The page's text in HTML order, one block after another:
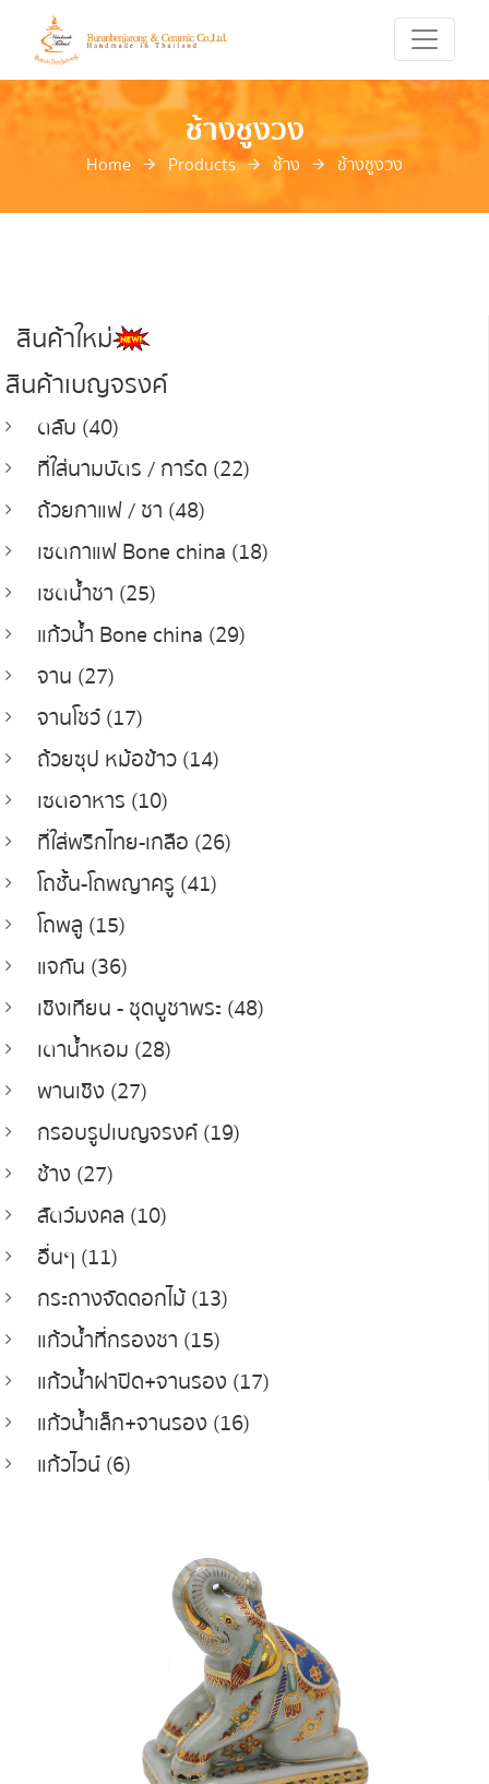
ช้างชูงวง
Home Products ช้าง ช้างชูงวง
สินค้าใหม่
สินค้าเบญจรงค์
ตลับ (40)
ที่ใส่นามบัตร / การ์ด (22)
ถ้วยกาแฟ / ชา (48)
เซตกาแฟ Bone china (18)
เซตน้ำชา (25)
แก้วน้ำ Bone china (29)
จาน (27)
จานโชว์ (17)
ถ้วยซุป หม้อข้าว (14)
เซตอาหาร (10)
ที่ใส่พริกไทย-เกลือ (26)
โถชั้น-โถพญาครู (41)
โถพลู (15)
แจกัน (36)
เชิงเทียน - ชุดบูชาพระ (48)
เตาน้ำหอม (28)
พานเชิง (27)
กรอบรูปเบญจรงค์ (19)
ช้าง (27)
สัตว์มงคล (10)
อื่นๆ (11)
กระถางจัดดอกไม้ (13)
แก้วน้ำที่กรองชา (15)
แก้วน้ำฝาปิด+จานรอง (17)
แก้วน้ำเล็ก+จานรอง (16)
แก้วไวน์ (6)